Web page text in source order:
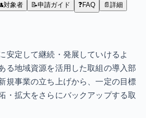
対象者 📝申請ガイド ❓FAQ 📄 詳細
安定して継続・発展していけるよ
る地域資源を活用した取組の導入部
規事業の立ち上げから、一定の目標
・拡大をさらにバックアップする取